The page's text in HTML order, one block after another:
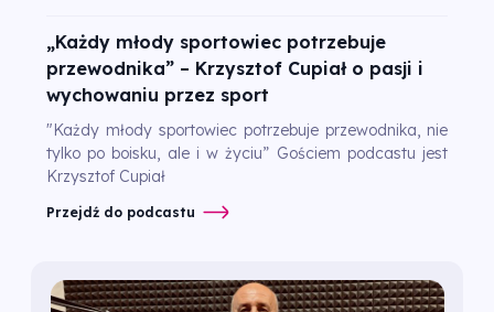
„Każdy młody sportowiec potrzebuje
przewodnika” – Krzysztof Cupiał o pasji i
wychowaniu przez sport
"Każdy młody sportowiec potrzebuje przewodnika, nie
tylko po boisku, ale i w życiu” Gościem podcastu jest
Krzysztof Cupiał
Przejdź do podcastu